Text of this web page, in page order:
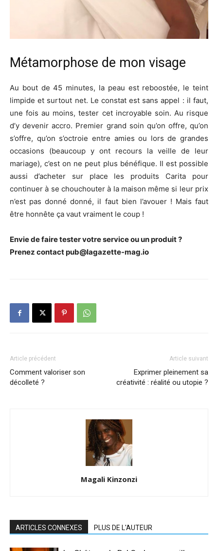
Métamorphose de mon visage
Au bout de 45 minutes, la peau est reboostée, le teint
limpide et surtout net. Le constat est sans appel : il faut,
une fois au moins, tester cet incroyable soin. Au risque
d’y devenir accro. Premier grand soin qu’on offre, qu’on
s’offre, qu’on s’octroie entre amies ou lors de grandes
occasions (beaucoup y ont recours la veille de leur
mariage), c’est on ne peut plus bénéfique. Il est possible
aussi d’acheter sur place les produits Carita pour
continuer à se chouchouter à la maison même si leur prix
n’est pas donné donné, il faut bien l’avouer ! Mais faut
être honnête ça vaut vraiment le coup !
Envie de faire tester votre service ou un produit ?
Prenez contact pub@lagazette-mag.io
Article précédent
Comment valoriser son
décolleté ?
Article suivant
Exprimer pleinement sa
créativité : réalité ou utopie ?
Magali Kinzonzi
ARTICLES CONNEXES PLUS DE L'AUTEUR